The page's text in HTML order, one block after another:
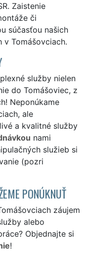
Zaistenie
či
súčasťou našich
v Tomášovciach.
služby nielen
do Tomášoviec, z
Neponúkame
ale
a kvalitné služby
nami
služieb si
(pozri
PONÚKNUŤ
záujem
alebo
Objednajte si
!